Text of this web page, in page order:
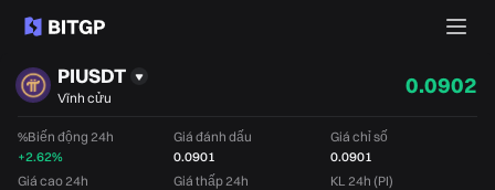
PIUSDT
Vĩnh cửu 0.0902
%Biến động 24h
+2.62%
Giá đánh dấu
0.0901
Giá chỉ số
0.0901
Giá cao 24h
Giá thấp 24h
KL 24h (PI)